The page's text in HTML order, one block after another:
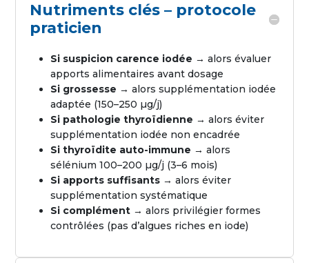
Nutriments clés – protocole
praticien
Si suspicion carence iodée → alors évaluer
apports alimentaires avant dosage
Si grossesse → alors supplémentation iodée
adaptée (150–250 µg/j)
Si pathologie thyroïdienne →alors éviter
supplémentation iodée non encadrée
Si thyroïdite auto-immune → alors
sélénium 100–200 µg/j (3–6 mois)
Si apports suffisants → alors éviter
supplémentation systématique
Si complément → alors privilégier formes
contrôlées (pas d’algues riches en iode)